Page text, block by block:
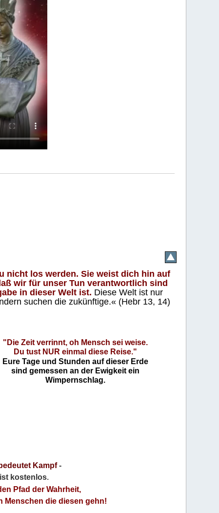
nicht los werden. Sie weist dich hin auf
wir für unser Tun verantwortlich sind
in dieser Welt ist. Diese Welt ist nur
suchen die zukünftige.« (Hebr 13, 14)
"Die Zeit verrinnt, oh Mensch sei weise.
Du tust NUR einmal diese Reise."
Eure Tage und Stunden auf dieser Erde
sind gemessen an der Ewigkeit ein
Wimpernschlag.
Kampf-
kostenlos.
Pfad der Wahrheit,
Menschen die diesen gehn!